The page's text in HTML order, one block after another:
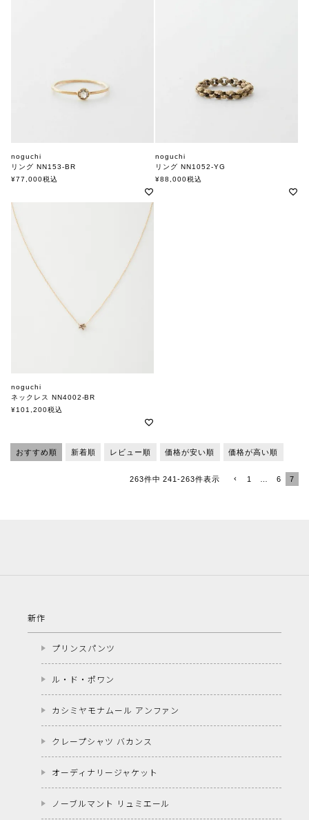
noguchi
リング NN153-BR
ノグチ
¥77,000税込
noguchi
リング NN1052-YG
ノグチ
¥88,000税込
noguchi
ネックレス NN4002-BR
ノグチ
¥101,200税込
おすすめ順 新着順 レビュー順 価格が安い順 価格が高い順
263件中 241-263件表示 1 6 7
新作
プリンスパンツ
ル・ド・ポワン
カシミヤモナムール アンファン
クレープシャツ バカンス
オーディナリージャケット
ノーブルマント リュミエール